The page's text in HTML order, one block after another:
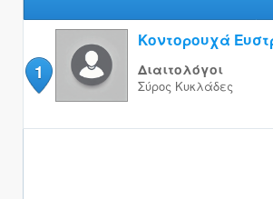
1
Κοντορουχά
Διαιτολόγοι
Σύρος Κυκλάδες